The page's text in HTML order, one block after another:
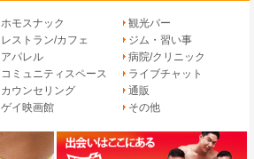
ホモスナック
観光バー
レストラン/カフェ
ジム・習い事
アパレル
病院/クリニック
コミュニティスペース
ライブチャット
カウンセリング
通販
ゲイ映画館 その他